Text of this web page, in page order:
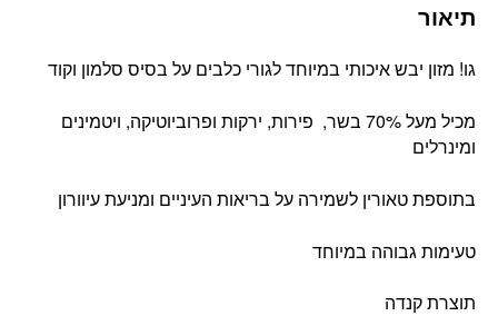
תיאור
גו! מזון יבש איכותי במיוחד לגורי כלבים על בסיס סלמון וקוד
מכיל מעל 70% בשר, פירות, ירקות ופרוביוטיקה, ויטמינים
ומינרלים
בתוספת טאורין לשמירה על בריאות העיניים ומניעת עיוורון
טעימות גבוהה במיוחד
תוצרת קנדה